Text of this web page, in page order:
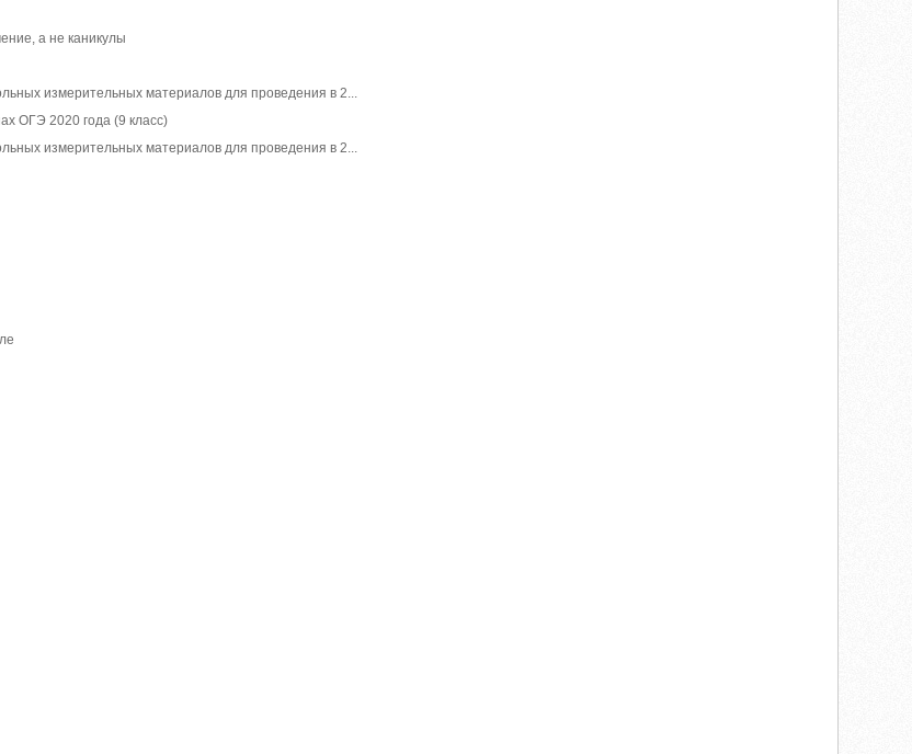
а не каникулы
измерительных материалов для проведения в 2...
ОГЭ 2020 года (9 класс)
измерительных материалов для проведения в 2...